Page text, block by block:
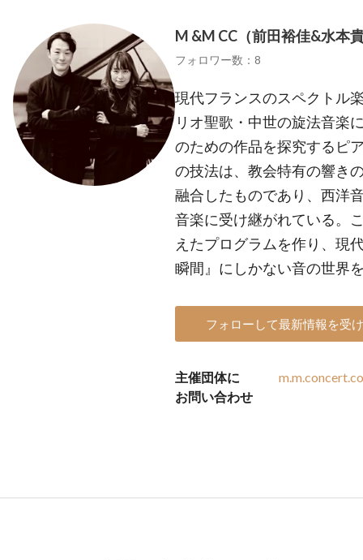
M &M CC（前田裕佳&水本
フォロワー数：8
現代フランスのスペクトル
リオ聖歌・中世の旋法音楽
のための作品を探究するピ
の技法は、教会特有の響き
融合したものであり、西洋
音楽に受け継がれている。
えたプログラムを作り、現
瞬間』にしかない音の世界
フォローして最新情報を受
主催団体に
お問い合わせ